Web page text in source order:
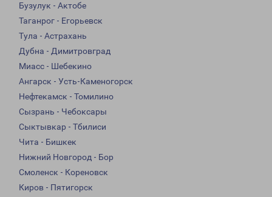
Бузулук - Актобе
Таганрог - Егорьевск
Тула - Астрахань
Дубна - Димитровград
Миасс - Шебекино
Ангарск - Усть-Каменогорск
Нефтекамск - Томилино
Сызрань - Чебоксары
Сыктывкар - Тбилиси
Чита - Бишкек
Нижний Новгород - Бор
Смоленск - Кореновск
Киров - Пятигорск